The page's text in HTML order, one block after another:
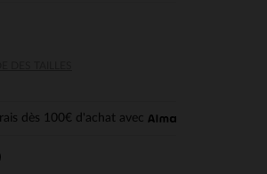
dès 100€ d'achat avec